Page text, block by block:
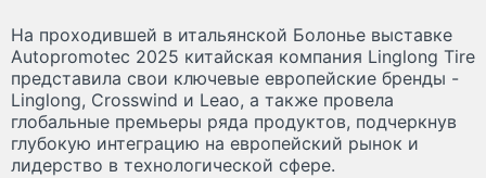
На проходившей в итальянской Болонье выставке
Autopromotec 2025 китайская компания Linglong Tire
представила свои ключевые европейские бренды -
Linglong, Crosswind и Leao, а также провела
глобальные премьеры ряда продуктов, подчеркнув
глубокую интеграцию на европейский рынок и
лидерство в технологической сфере.